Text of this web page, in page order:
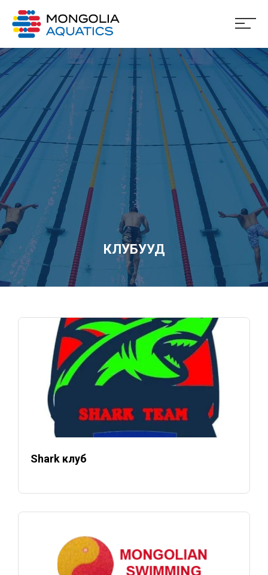
КЛУБУУД
Shark клуб